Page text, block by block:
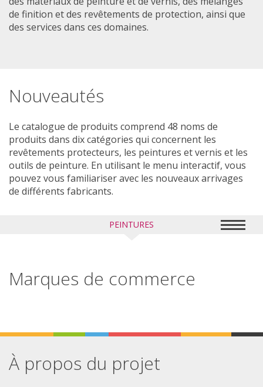
de finition et des revêtements de protection, ainsi que
des services dans ces domaines.
Nouveautés
Le catalogue de produits comprend 48 noms de
produits dans dix catégories qui concernent les
revêtements protecteurs, les peintures et vernis et les
outils de peinture. En utilisant le menu interactif, vous
pouvez vous familiariser avec les nouveaux arrivages
de différents fabricants.
PEINTURES
Marques de commerce
À propos du projet